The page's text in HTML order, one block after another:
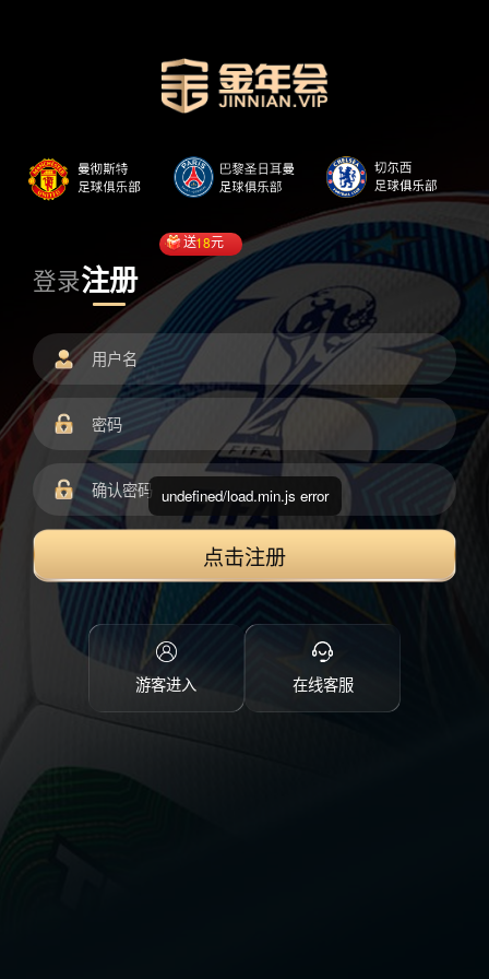
登录注册
送18元
点击注册
游客进入 在线客服
undefined/load.min.js error